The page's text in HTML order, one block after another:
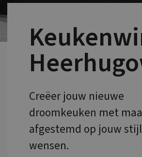
Creëer jouw nieuwe
droomkeuken met
afgestemd op jouw
wensen.